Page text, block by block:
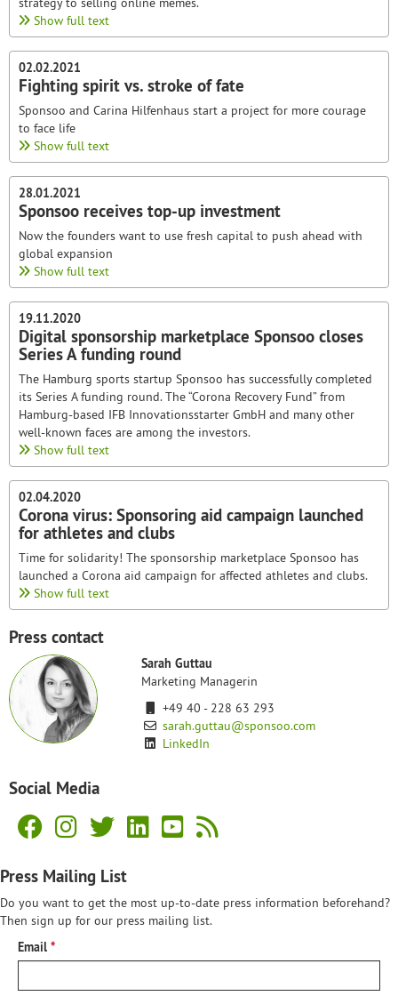
Show full text
02.02.2021
Fighting spirit vs. stroke of fate
Sponsoo and Carina Hilfenhaus start a project for more courage
to face life
Show full text
28.01.2021
Sponsoo receives top-up investment
Now the founders want to use fresh capital to push ahead with
global expansion
Show full text
19.11.2020
Digital sponsorship marketplace Sponsoo closes
Series A funding round
The Hamburg sports startup Sponsoo has successfully completed
its Series A funding round. The “Corona Recovery Fund” from
Hamburg-based IFB Innovationsstarter GmbH and many other
well-known faces are among the investors.
Show full text
02.04.2020
Corona virus: Sponsoring aid campaign launched
for athletes and clubs
Time for solidarity! The sponsorship marketplace Sponsoo has
launched a Corona aid campaign for affected athletes and clubs.
Show full text
Press contact
Sarah Guttau
Marketing Managerin
+49 40 - 228 63 293
sarah.guttau@sponsoo.com
LinkedIn
Social Media
Press Mailing List
Do you want to get the most up-to-date press information beforehand?
Then sign up for our press mailing list.
Email